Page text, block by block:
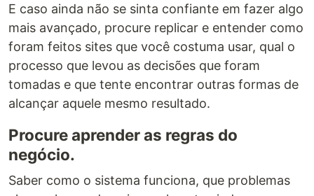
E caso ainda não se sinta confiante em fazer algo
mais avançado, procure replicar e entender como
foram feitos sites que você costuma usar, qual o
processo que levou as decisões que foram
tomadas e que tente encontrar outras formas de
alcançar aquele mesmo resultado.
Procure aprender as regras do
negócio.
Saber como o sistema funciona, que problemas